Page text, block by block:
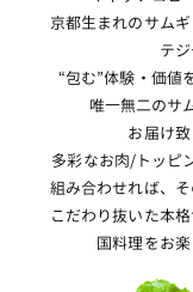
京都生まれのサム
テジ
“包む”体験・価値
唯一無二のサ
お届け致
多彩なお肉/トッピ
組み合わせれば、
こだわり抜いた本
国料理をお楽